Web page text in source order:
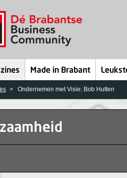
Made in Brabant
Ondernemen met Visie: Bob Hutten